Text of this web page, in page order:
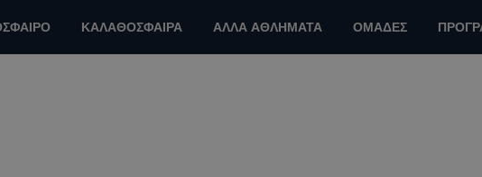
ΚΑΛΑΘΟΣΦΑΙΡΑ ΑΛΛΑ ΑΘΛΗΜΑΤΑ ΟΜΑΔΕΣ